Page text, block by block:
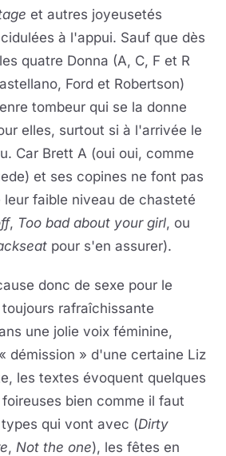
et autres joyeusetés
à l'appui. Sauf que dès
quatre Donna (A, C, F et R
Ford et Robertson)
tombeur qui se la donne
elles, surtout si à l'arrivée le
Car Brett A (oui oui, comme
et ses copines ne font pas
leur faible niveau de chasteté
, Too bad about your girl, ou
pour s'en assurer).
donc de sexe pour le
rafraîchissante
une jolie voix féminine,
démission » d'une certaine Liz
les textes évoquent quelques
bien comme il faut
qui vont avec (Dirty
, Not the one), les fêtes en